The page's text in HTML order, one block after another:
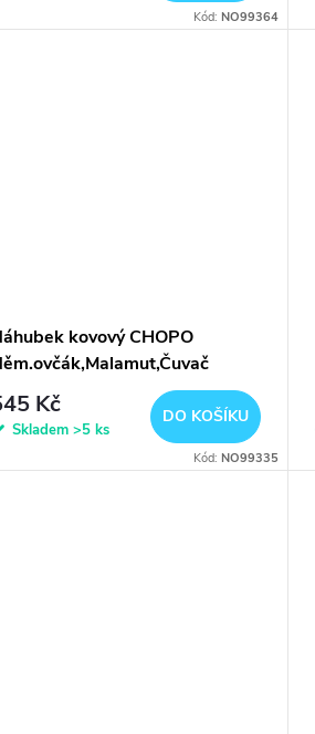
Kód: NO99364
kovový CHOPO
Zn
Kč
Skladem >5 ks
DO KOŠÍKU
Kód: NO99335